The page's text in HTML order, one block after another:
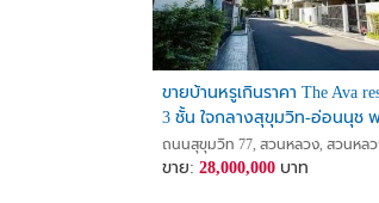
ขายบ้านหรูเกินราคา The Ava
3 ชั้น ใจกลางสุขุมวิท-อ่อนนุช
เฟอร์นิเจอร์
ถนนสุขุมวิท 77, สวนหลวง, สวนหลว
ขาย: 28,000,000บาท